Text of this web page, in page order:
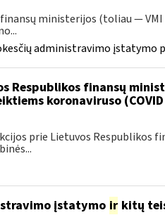
ministerijos (toliau —
administravimo įstatymo
Respublikos finansų
koronaviruso (COVID
prie Lietuvos Respublikos
įstatymo irkitų